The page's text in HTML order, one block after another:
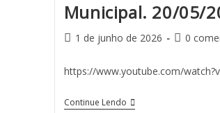
Municipal. 20/05/
1 de junho de 2026 0
https://www.youtube.com/
Continue Lendo